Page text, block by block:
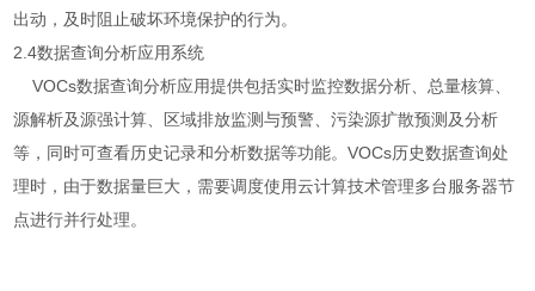
出动，及时阻止破坏环境保护的行为。
2.4数据查询分析应用系统
VOCs数据查询分析应用提供包括实时监控数据分析、总量核算、
源解析及源强计算、区域排放监测与预警、污染源扩散预测及分析
等，同时可查看历史记录和分析数据等功能。VOCs历史数据查询处
理时，由于数据量巨大，需要调度使用云计算技术管理多台服务器节
点进行并行处理。